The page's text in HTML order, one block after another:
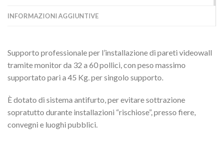
INFORMAZIONI AGGIUNTIVE
Supporto professionale per l’installazione di pareti videowall
tramite monitor da 32 a 60 pollici, con peso massimo
supportato pari a 45 Kg. per singolo supporto.
È dotato di sistema antifurto, per evitare sottrazione
sopratutto durante installazioni “rischiose”, presso fiere,
convegni e luoghi pubblici.